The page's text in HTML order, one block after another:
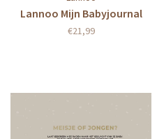
Lannoo Mijn Babyjournal
€21,99